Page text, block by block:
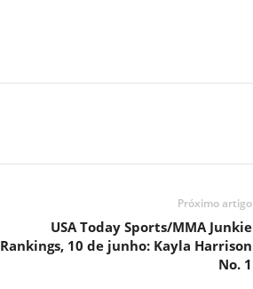
Próximo artigo
USA Today Sports/MMA Junkie
Rankings, 10 de junho: Kayla Harrison
No. 1